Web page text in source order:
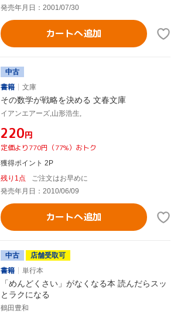
発売年月日：2001/07/30
カートへ追加
中古
書籍
文庫
その数学が戦略を決める 文春文庫
イアンエアーズ,山形浩生,
¥220円
定価より770円（77%）おトク
獲得ポイント 2P
残り1点
ご注文はお早めに
発売年月日：2010/06/09
カートへ追加
中古
店舗受取可
書籍
単行本
「めんどくさい」がなくなる本 読んだらスッ
とラクになる
鶴田豊和